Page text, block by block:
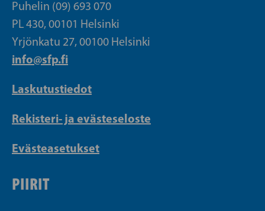
Puhelin (09) 693 070
PL 430, 00101 Helsinki
Yrjönkatu 27, 00100 Helsinki
info@sfp.fi
Laskutustiedot
Rekisteri- ja evästeseloste
Evästeasetukset
PIIRIT